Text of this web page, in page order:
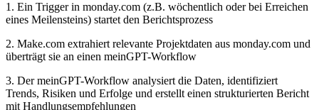
1. Ein Trigger in monday.com (z.B. wöchentlich oder bei Erreichen
eines Meilensteins) startet den Berichtsprozess
2. Make.com extrahiert relevante Projektdaten aus monday.com und
überträgt sie an einen meinGPT-Workflow
3. Der meinGPT-Workflow analysiert die Daten, identifiziert
Trends, Risiken und Erfolge und erstellt einen strukturierten Bericht
mit Handlungsempfehlungen